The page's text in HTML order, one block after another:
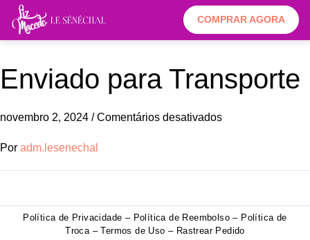
COMPRAR AGORA
Enviado para Transporte
novembro 2, 2024 / Comentários desativados
Por adm.lesenechal
Política de Privacidade – Política de Reembolso – Política de
Troca –Termos de Uso – Rastrear Pedido